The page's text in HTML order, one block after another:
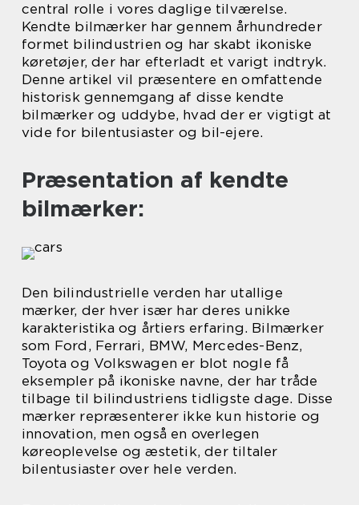
central rolle i vores daglige tilværelse.
Kendte bilmærker har gennem århundreder
formet bilindustrien og har skabt ikoniske
køretøjer, der har efterladt et varigt indtryk.
Denne artikel vil præsentere en omfattende
historisk gennemgang af disse kendte
bilmærker og uddybe, hvad der er vigtigt at
vide for bilentusiaster og bil-ejere.
Præsentation af kendte
bilmærker:
Den bilindustrielle verden har utallige
mærker, der hver især har deres unikke
karakteristika og årtiers erfaring. Bilmærker
som Ford, Ferrari, BMW, Mercedes-Benz,
Toyota og Volkswagen er blot nogle få
eksempler på ikoniske navne, der har tråde
tilbage til bilindustriens tidligste dage. Disse
mærker repræsenterer ikke kun historie og
innovation, men også en overlegen
køreoplevelse og æstetik, der tiltaler
bilentusiaster over hele verden.